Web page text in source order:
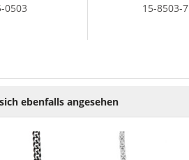
0503 15-8503-7
ebenfalls angesehen